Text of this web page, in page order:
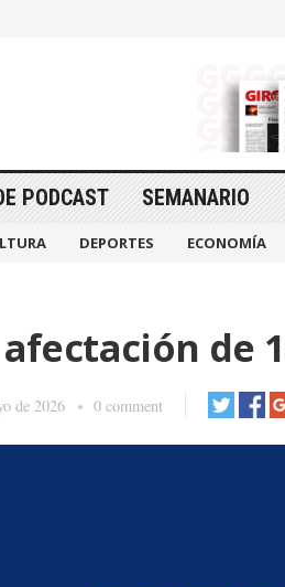
PODCAST SEMANARIO
DEPORTES ECONOMÍA
de
de 2026 0 comment